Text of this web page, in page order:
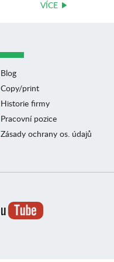
výuku angli ...
VÍCE
Blog
Copy/print
Historie firmy
Pracovní pozice
Zásady ochrany os. údajů